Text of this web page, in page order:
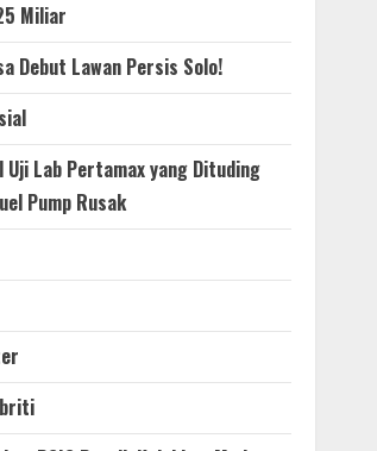
Miliar
Debut Lawan Persis Solo!
Uji Lab Pertamax yang Dituding
Pump Rusak